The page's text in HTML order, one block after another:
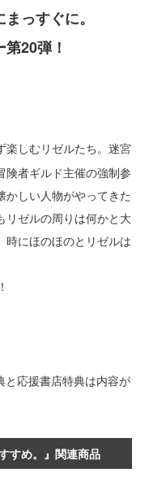
っすぐに。
20弾！
楽しむリゼルたち。迷宮
険者ギルド主催の強制参
かしい人物がやってきた
リゼルの周りは何かと大
時にほのほのとリゼルは
と応援書店特典は内容が
すめ。』関連商品